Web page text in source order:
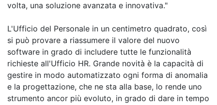
volta, una soluzione avanzata e innovativa."
L'Ufficio del Personale in un centimetro quadrato, così
si può provare a riassumere il valore del nuovo
software in grado di includere tutte le funzionalità
richieste all'Ufficio HR. Grande novità è la capacità di
gestire in modo automatizzato ogni forma di anomalia
e la progettazione, che ne sta alla base, lo rende uno
strumento ancor più evoluto, in grado di dare in tempo